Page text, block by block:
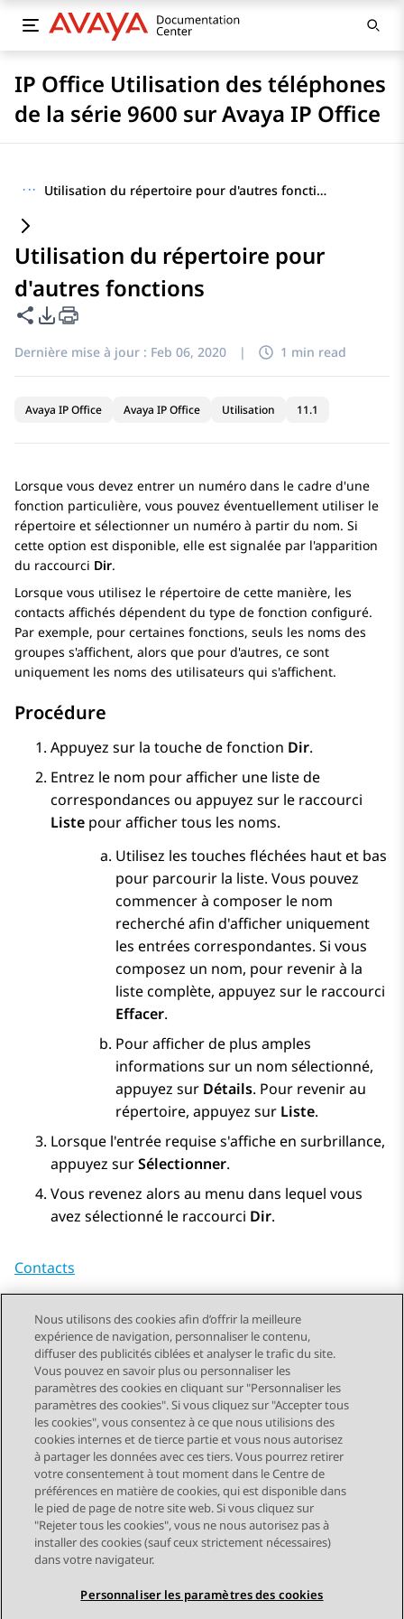
IP Office Utilisation des téléphones
de la série 9600 sur Avaya IP Office
··· Utilisation du répertoire pour d'autres fonctions
Utilisation du répertoire pour
d'autres fonctions
Partager cette page
Options d'exportation PDF
Dernière mise à jour : Feb 06, 2020 | 1 min read
Avaya IP Office Avaya IP Office Utilisation 11.1
Lorsque vous devez entrer un numéro dans le cadre d'une
fonction particulière, vous pouvez éventuellement utiliser le
répertoire et sélectionner un numéro à partir du nom. Si
cette option est disponible, elle est signalée par l'apparition
du raccourci Dir.
Lorsque vous utilisez le répertoire de cette manière, les
contacts affichés dépendent du type de fonction configuré.
Par exemple, pour certaines fonctions, seuls les noms des
groupes s'affichent, alors que pour d'autres, ce sont
uniquement les noms des utilisateurs qui s'affichent.
Procédure
Appuyez sur la touche de fonction Dir.
Entrez le nom pour afficher une liste de
correspondances ou appuyez sur le raccourci
Liste pour afficher tous les noms.
Utilisez les touches fléchées haut et bas
pour parcourir la liste. Vous pouvez
commencer à composer le nom
recherché afin d'afficher uniquement
les entrées correspondantes. Si vous
composez un nom, pour revenir à la
liste complète, appuyez sur le raccourci
Effacer.
Pour afficher de plus amples
informations sur un nom sélectionné,
appuyez sur Détails. Pour revenir au
répertoire, appuyez sur Liste.
Lorsque l'entrée requise s'affiche en surbrillance,
appuyez surSélectionner.
Vous revenez alors au menu dans lequel vous
avez sélectionné le raccourci Dir.
Contacts
Send Feedback
Navigation par sujet
Sujet précédent Sujet suivant
STAY CONNECTED
Nous utilisons des cookies afin d’offrir la meilleure
expérience de navigation, personnaliser le contenu,
diffuser des publicités ciblées et analyser le trafic du site.
Vous pouvez en savoir plus ou personnaliser les
paramètres des cookies en cliquant sur "Personnaliser les
paramètres des cookies". Si vous cliquez sur "Accepter tous
les cookies", vous consentez à ce que nous utilisions des
cookies internes et de tierce partie et vous nous autorisez
à partager les données avec ces tiers. Vous pourrez retirer
votre consentement à tout moment dans le Centre de
préférences en matière de cookies, qui est disponible dans
le pied de page de notre site web. Si vous cliquez sur
"Rejeter tous les cookies", vous ne nous autorisez pas à
installer des cookies (sauf ceux strictement nécessaires)
dans votre navigateur.
Personnaliser les paramètres des cookies